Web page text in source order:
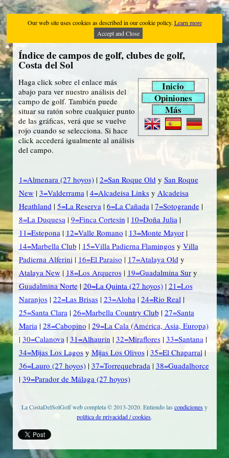
Our web site uses cookies as described in our cookie policy. Learn more
Accept and Close
Índice de campos de golf, clubes de golf,
Costa del Sol
Inicio
Opiniones
Más
Haga click sobre el enlace más
abajo para ver nuestro análisis del
campo de golf. También puede
situar su ratón sobre cualquier punto
de las gráficas, verá que se vuelve
rojo cuando se selecciona. Si hace
click accederá igualmente al análisis
del campo.
1=Almenara (27 hoyos)| 2=San Roque Old y San Roque
New| 3=Valderrama | 4=Alcadeisa Linksy Alcadeisa
Heathland | 5=La Reserva | 6=La Cañada | 7=Sotogrande|
8=La Duquesa | 9=Finca Cortesin | 10=Doña Julia |
11=Estepona | 12=Valle Romano | 13=Monte Mayor|
14=Marbella Club | 15=Villa Padierna Flamingosy Villa
Padierna Alferini | 16=El Paraiso | 17=Atalaya Old y
Atalaya New| 18=Los Arqueros| 19=Guadalmina Sury
Guadalmina Norte| 20=La Quinta (27 hoyos)| 21=Los
Naranjos| 22=Las Brisas| 23=Aloha | 24=Rio Real |
25=Santa Clara | 26=Marbella Country Club | 27=Santa
Maria | 28=Cabopino | 29=La Cala (América, Asia, Europa)
| 30=Calanova | 31=Alhaurín | 32=Miraflores| 33=Santana |
34=Mijas Los Lagosy Mijas Los Olivos| 35=El Chaparral |
36=Lauro (27 hoyos)| 37=Torrequebrada | 38=Guadalhorce
| 39=Parador de Málaga (27 hoyos)
La CostaDelSolGolf web completa © 2013-2020. Entiendo las condicionesy
política de privacidad / cookies.